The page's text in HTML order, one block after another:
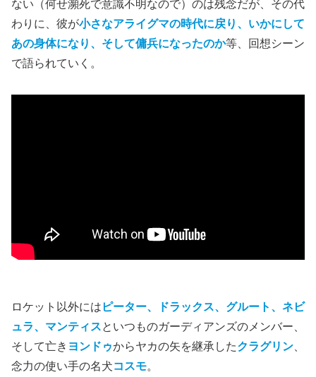
ない（何せ瀕死で意識不明なので）のは残念だが、その代
わりに、彼が小さなアライグマの時代に戻り 、いかにして
あの身体になり、そして傭兵になったのか等、回想シーン
で語られていく。
ロケット以外には ピーター、ドラックス、グルート、ネビ
ュラ、マンティスといつものガーディアンズのメンバー、
そして亡き ヨンドゥからヤカの矢を継承したクラグリン
念力の使い手の名犬コスモ。